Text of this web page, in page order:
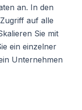
an. In den
auf alle
Sie mit
ein einzelner
Unternehmen